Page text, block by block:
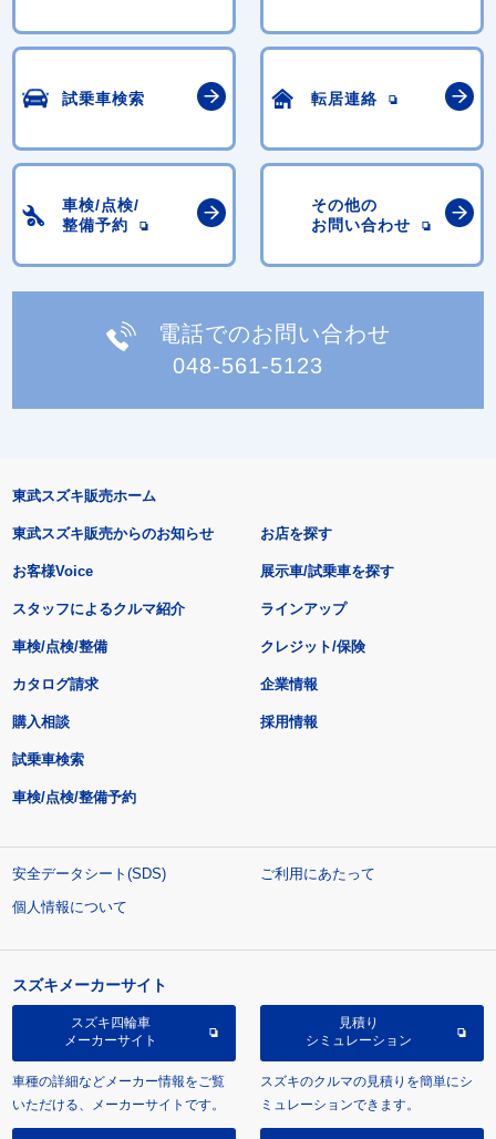
試乗車検索 転居連絡
車検/点検/
整備予約
その他の
お問い合わせ
電話でのお問い合わせ
048-561-5123
東武スズキ販売ホーム
東武スズキ販売からのお知らせ
お客様Voice
スタッフによるクルマ紹介
お店を探す
展示車/試乗車を探す
ラインアップ
車検/点検/整備 クレジット/保険
カタログ請求
購入相談
試乗車検索
車検/点検/整備予約
企業情報
採用情報
安全データシート(SDS)
ご利用にあたって
個人情報について
スズキメーカーサイト
スズキ四輪車
メーカーサイト
車種の詳細などメーカー情報をご覧
いただける、メーカーサイトです。
見積り
シミュレーション
スズキのクルマの見積りを簡単にシ
ミュレーションできます。